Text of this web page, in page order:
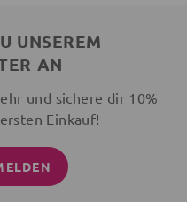
UNSEREM
AN
und sichere dir 10%
Einkauf!